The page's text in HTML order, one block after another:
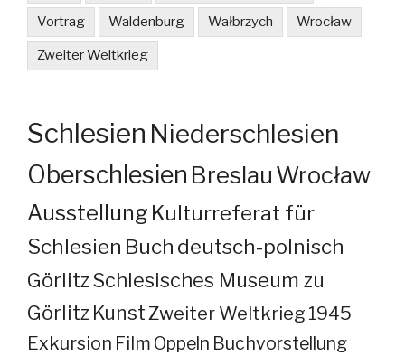
Vortrag Waldenburg Wałbrzych Wrocław
Zweiter Weltkrieg
Schlesien Niederschlesien
Oberschlesien Breslau Wrocław
Ausstellung Kulturreferat für
Schlesien Buch deutsch-polnisch
GörlitzSchlesisches Museum zu
Görlitz KunstZweiter Weltkrieg 1945
Exkursion Film Oppeln Buchvorstellung